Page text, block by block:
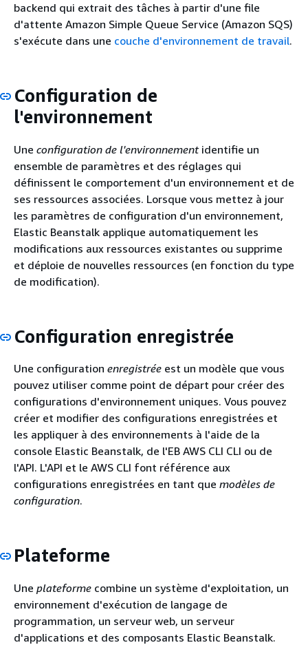
backend qui extrait des tâches à partir d'une file
d'attente Amazon Simple Queue Service (Amazon SQS)
s'exécute dans une couche d'environnement de travail.
Configuration de
l'environnement
Une configuration de l'environnementidentifie un
ensemble de paramètres et des réglages qui
définissent le comportement d'un environnement et de
ses ressources associées. Lorsque vous mettez à jour
les paramètres de configuration d'un environnement,
Elastic Beanstalk applique automatiquement les
modifications aux ressources existantes ou supprime
et déploie de nouvelles ressources (en fonction du type
de modification).
Configuration enregistrée
Une configuration enregistrée est un modèle que vous
pouvez utiliser comme point de départ pour créer des
configurations d'environnement uniques. Vous pouvez
créer et modifier des configurations enregistrées et
les appliquer à des environnements à l'aide de la
console Elastic Beanstalk, de l'EB AWS CLI CLI ou de
l'API. L'API et le AWS CLI font référence aux
configurations enregistrées en tant que modèles de
configuration.
Plateforme
Une plateforme combine un système d'exploitation, un
environnement d'exécution de langage de
programmation, un serveur web, un serveur
d'applications et des composants Elastic Beanstalk.